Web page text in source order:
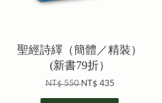
聖經詩繹（簡體／精裝）
(新書79折）
NT$ 550NT$ 435